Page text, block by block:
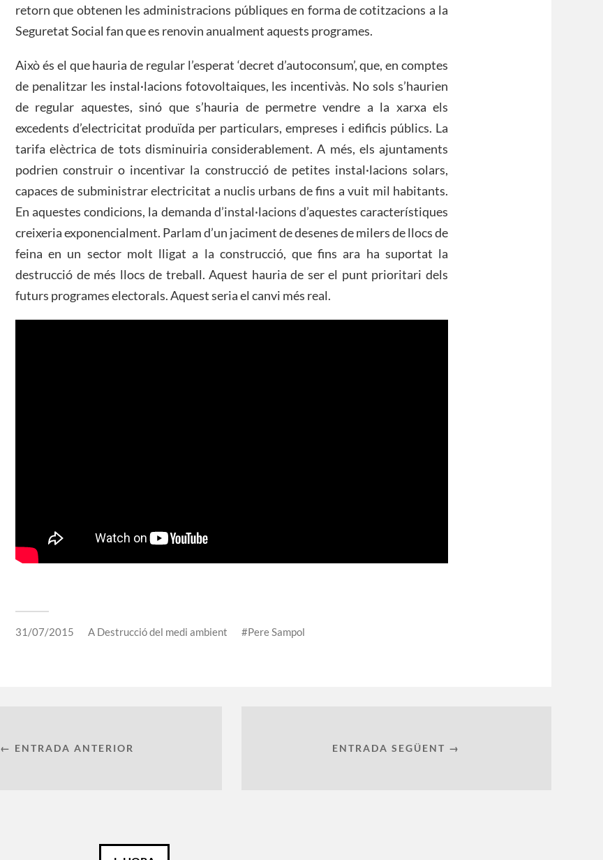
retorn que obtenen les administracions públiques en forma de cotitzacions a la
Seguretat Social fan que es renovin anualment aquests programes.
Això és el que hauria de regular l’esperat ‘decret d’autoconsum’, que, en comptes
de penalitzar les instal·lacions fotovoltaiques, les incentivàs. No sols s’haurien
de regular aquestes, sinó que s’hauria de permetre vendre a la xarxa els
excedents d’electricitat produïda per particulars, empreses i edificis públics. La
tarifa elèctrica de tots disminuiria considerablement. A més, els ajuntaments
podrien construir o incentivar la construcció de petites instal·lacions solars,
capaces de subministrar electricitat a nuclis urbans de fins a vuit mil habitants.
En aquestes condicions, la demanda d’instal·lacions d’aquestes característiques
creixeria exponencialment. Parlam d’un jaciment de desenes de milers de llocs de
feina en un sector molt lligat a la construcció, que fins ara ha suportat la
destrucció de més llocs de treball. Aquest hauria de ser el punt prioritari dels
futurs programes electorals. Aquest seria el canvi més real.
31/07/2015 A Destrucció del medi ambient Pere Sampol
← ENTRADA ANTERIOR ENTRADA SEGÜENT →